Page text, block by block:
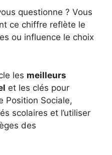
questionne ? Vous
ce chiffre reflète le
ou influence le choix
les meilleurs
et les clés pour
Position Sociale,
scolaires et l’utiliser
des